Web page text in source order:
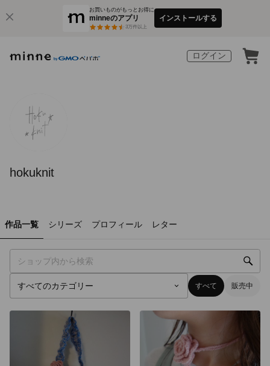
お買いものがもっとお得に
minneのアプリ
3万件以上
インストールする
ログイン
hokuknit
作品一覧 シリーズ プロフィール レター
すべて 販売中